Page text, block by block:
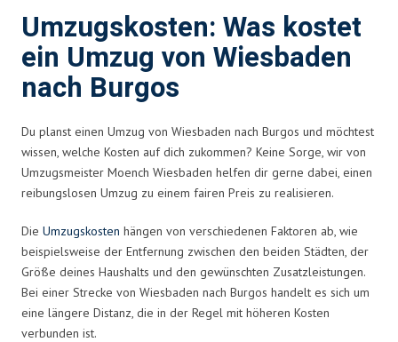
Umzugskosten: Was kostet
ein Umzug von Wiesbaden
nach Burgos
Du planst einen Umzug von Wiesbaden nach Burgos und möchtest
wissen, welche Kosten auf dich zukommen? Keine Sorge, wir von
Umzugsmeister Moench Wiesbaden helfen dir gerne dabei, einen
reibungslosen Umzug zu einem fairen Preis zu realisieren.
Die Umzugskosten hängen von verschiedenen Faktoren ab, wie
beispielsweise der Entfernung zwischen den beiden Städten, der
Größe deines Haushalts und den gewünschten Zusatzleistungen.
Bei einer Strecke von Wiesbaden nach Burgos handelt es sich um
eine längere Distanz, die in der Regel mit höheren Kosten
verbunden ist.